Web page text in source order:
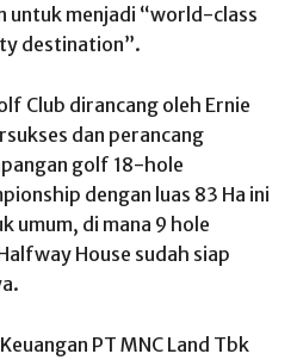
untuk menjadi “world-class
destination”.
Club dirancang oleh Ernie
dan perancang
golf 18-hole
dengan luas 83 Ha ini
umum, di mana 9 hole
House sudah siap
PT MNC Land Tbk